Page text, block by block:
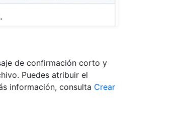
de confirmación corto y
Puedes atribuir el
información, consulta Crear